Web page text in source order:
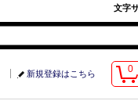
文字
0
新規登録はこちら